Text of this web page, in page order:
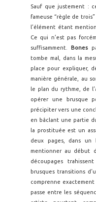
Sauf que justement :
fameuse “règle de
l’élément étant
Ce qui n’est pas
suffisamment.
Bones
tombe mal, dans la
place pour expliquer,
manière générale, au
le plan du rythme, de
opérer une brusque
précipiter vers une
en bâclant une partie
la prostituée est un
deux pages, dans un
mentionner au début
découpages
brusques transitions
comprenne
passe entre les